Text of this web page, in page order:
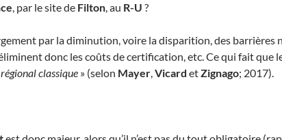
, par le site de Filton, au R-U ?
par la diminution, voire la disparition, des
donc les coûts de certification, etc. Ce qui fait que
classique » (selon Mayer,Vicard etZignago; 2017).